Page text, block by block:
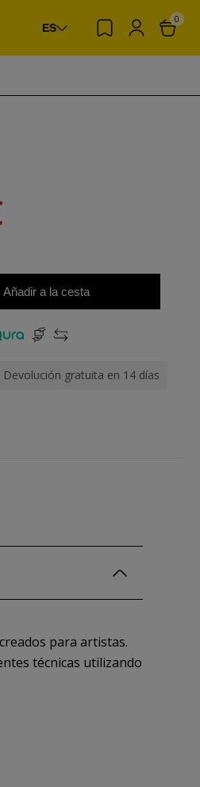
ES
0
Añadir a la cesta
Devolución gratuita en 14 días
para artistas.
técnicas utilizando